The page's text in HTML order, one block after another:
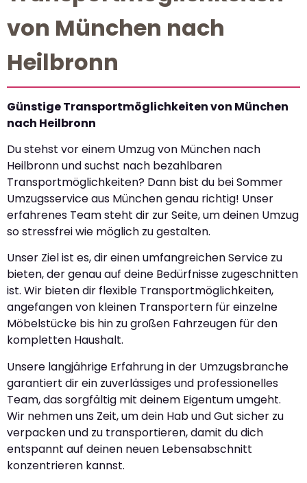
von München nach
Heilbronn
Günstige Transportmöglichkeiten von München
nach Heilbronn
Du stehst vor einem Umzug von München nach
Heilbronn und suchst nach bezahlbaren
Transportmöglichkeiten? Dann bist du bei Sommer
Umzugsservice aus München genau richtig! Unser
erfahrenes Team steht dir zur Seite, um deinen Umzug
so stressfrei wie möglich zu gestalten.
Unser Ziel ist es, dir einen umfangreichen Service zu
bieten, der genau auf deine Bedürfnisse zugeschnitten
ist. Wir bieten dir flexible Transportmöglichkeiten,
angefangen von kleinen Transportern für einzelne
Möbelstücke bis hin zu großen Fahrzeugen für den
kompletten Haushalt.
Unsere langjährige Erfahrung in der Umzugsbranche
garantiert dir ein zuverlässiges und professionelles
Team, das sorgfältig mit deinem Eigentum umgeht.
Wir nehmen uns Zeit, um dein Hab und Gut sicher zu
verpacken und zu transportieren, damit du dich
entspannt auf deinen neuen Lebensabschnitt
konzentrieren kannst.